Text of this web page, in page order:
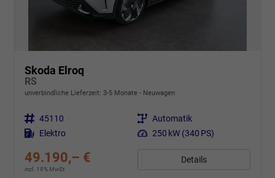
Skoda Elroq
RS
unverbindliche Lieferzeit: 3-5 Monate Neuwagen
Fahrzeugnr. 45110 Getriebe Automatik
Kraftstoff Elektro Leistung 250 kW (340 PS)
49.190,– €
incl. 19% MwSt.
Details